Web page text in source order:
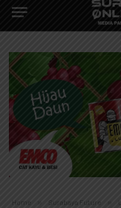
Home » Surabaya Future »